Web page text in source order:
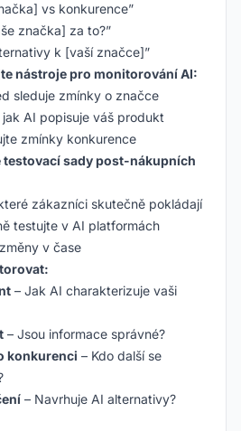
vs konkurence”
značka] za to?”
k [vaší značce]”
nástroje pro monitorování AI:
sleduje zmínky o značce
jak AI popisuje váš produkt
zmínky konkurence
testovací sady post-nákupních
zákazníci skutečně pokládají
testujte v AI platformách
v čase
– Jak AI charakterizuje vaši
– Jsou informace správné?
konkurenci – Kdo další se
– Navrhuje AI alternativy?